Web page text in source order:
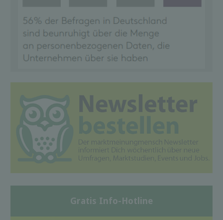
Gratis Info-Hotline